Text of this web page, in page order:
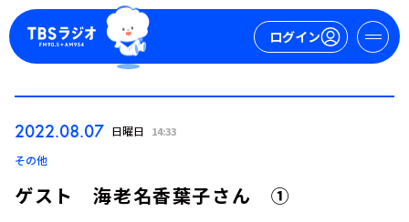
ログイン
2022.08.07 日曜日 14:33
その他
ゲスト 海老名香葉子さん ①